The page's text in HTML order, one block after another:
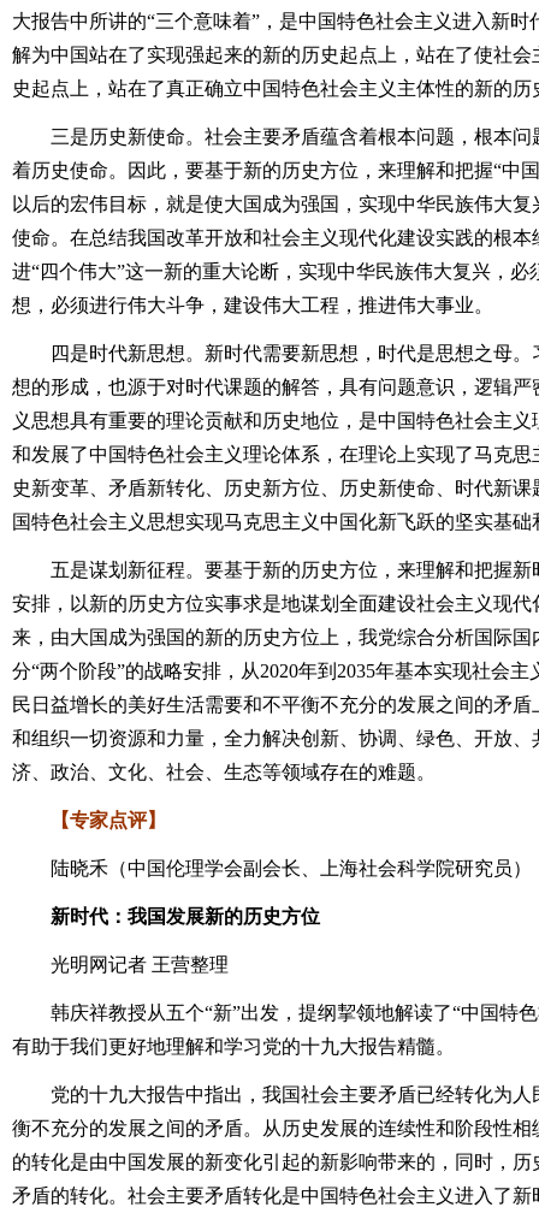
大报告中所讲的“三个意味着”，是中国特色社会主义进入新
解为中国站在了实现强起来的新的历史起点上，站在了使社
史起点上，站在了真正确立中国特色社会主义主体性的新的历
三是历史新使命。社会主要矛盾蕴含着根本问题，根本问
着历史使命。因此，要基于新的历史方位，来理解和把握“中
以后的宏伟目标，就是使大国成为强国，实现中华民族伟大
使命。在总结我国改革开放和社会主义现代化建设实践的根
进“四个伟大”这一新的重大论断，实现中华民族伟大复兴，必
想，必须进行伟大斗争，建设伟大工程，推进伟大事业。
四是时代新思想。新时代需要新思想，时代是思想之母。
想的形成，也源于对时代课题的解答，具有问题意识，逻辑
义思想具有重要的理论贡献和历史地位，是中国特色社会主
和发展了中国特色社会主义理论体系，在理论上实现了马克
史新变革、矛盾新转化、历史新方位、历史新使命、时代新
国特色社会主义思想实现马克思主义中国化新飞跃的坚实基础
五是谋划新征程。要基于新的历史方位，来理解和把握新
安排，以新的历史方位实事求是地谋划全面建设社会主义现
来，由大国成为强国的新的历史方位上，我党综合分析国际
分“两个阶段”的战略安排，从2020年到2035年基本实现社会
民日益增长的美好生活需要和不平衡不充分的发展之间的矛盾
和组织一切资源和力量，全力解决创新、协调、绿色、开放
济、政治、文化、社会、生态等领域存在的难题。
【专家点评】
陆晓禾（中国伦理学会副会长、上海社会科学院研究员）
新时代：我国发展新的历史方位
光明网记者 王营整理
韩庆祥教授从五个“新”出发，提纲挈领地解读了“中国特色
有助于我们更好地理解和学习党的十九大报告精髓。
党的十九大报告中指出，我国社会主要矛盾已经转化为人
衡不充分的发展之间的矛盾。从历史发展的连续性和阶段性
的转化是由中国发展的新变化引起的新影响带来的，同时，
矛盾的转化。社会主要矛盾转化是中国特色社会主义进入了新